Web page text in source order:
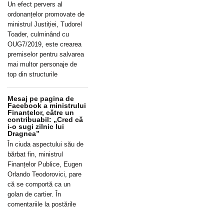
Un efect pervers al
ordonanțelor promovate de
ministrul Justiției, Tudorel
Toader, culminând cu
OUG7/2019, este crearea
premiselor pentru salvarea
mai multor personaje de
top din structurile
Mesaj pe pagina de
Facebook a ministrului
Finanțelor, către un
contribuabil: „Cred că
i-o sugi zilnic lui
Dragnea”
În ciuda aspectului său de
bărbat fin, ministrul
Finanțelor Publice, Eugen
Orlando Teodorovici, pare
că se comportă ca un
golan de cartier. În
comentariile la postările